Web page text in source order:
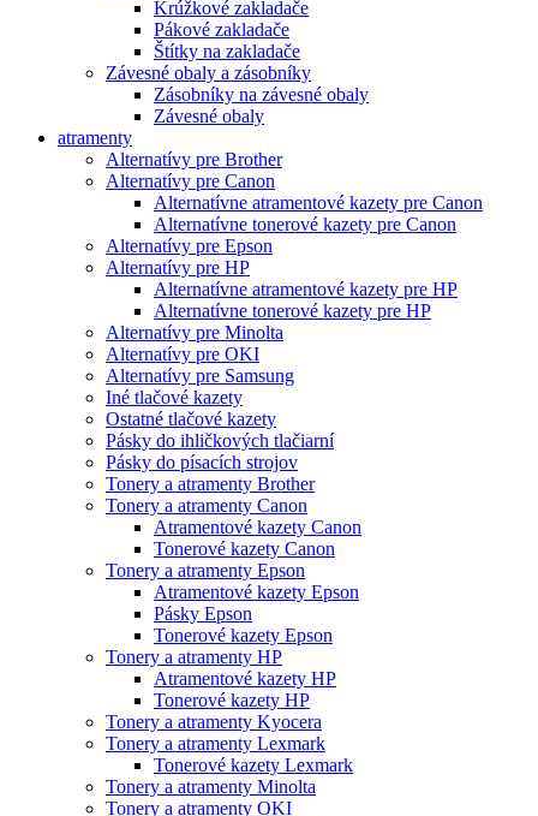
Krúžkové zakladače
Pákové zakladače
Štítky na zakladače
Závesné obaly a zásobníky
Zásobníky na závesné obaly
Závesné obaly
atramenty
Alternatívy pre Brother
Alternatívy pre Canon
Alternatívne atramentové kazety pre Canon
Alternatívne tonerové kazety pre Canon
Alternatívy pre Epson
Alternatívy pre HP
Alternatívne atramentové kazety pre HP
Alternatívne tonerové kazety pre HP
Alternatívy pre Minolta
Alternatívy pre OKI
Alternatívy pre Samsung
Iné tlačové kazety
Ostatné tlačové kazety
Pásky do ihličkových tlačiarní
Pásky do písacích strojov
Tonery a atramenty Brother
Tonery a atramenty Canon
Atramentové kazety Canon
Tonerové kazety Canon
Tonery a atramenty Epson
Atramentové kazety Epson
Pásky Epson
Tonerové kazety Epson
Tonery a atramenty HP
Atramentové kazety HP
Tonerové kazety HP
Tonery a atramenty Kyocera
Tonery a atramenty Lexmark
Tonerové kazety Lexmark
Tonery a atramenty Minolta
Tonery a atramenty OKI